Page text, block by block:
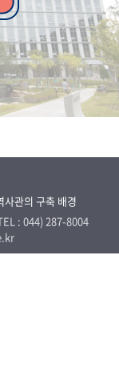
장
사관의 구축 배경
: 044) 287-8004